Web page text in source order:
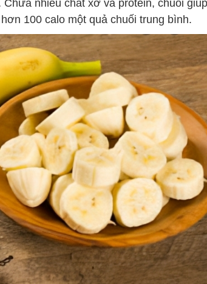
nhiều chất xơ và protein, chuối
100 calo một quả chuối trung bình.